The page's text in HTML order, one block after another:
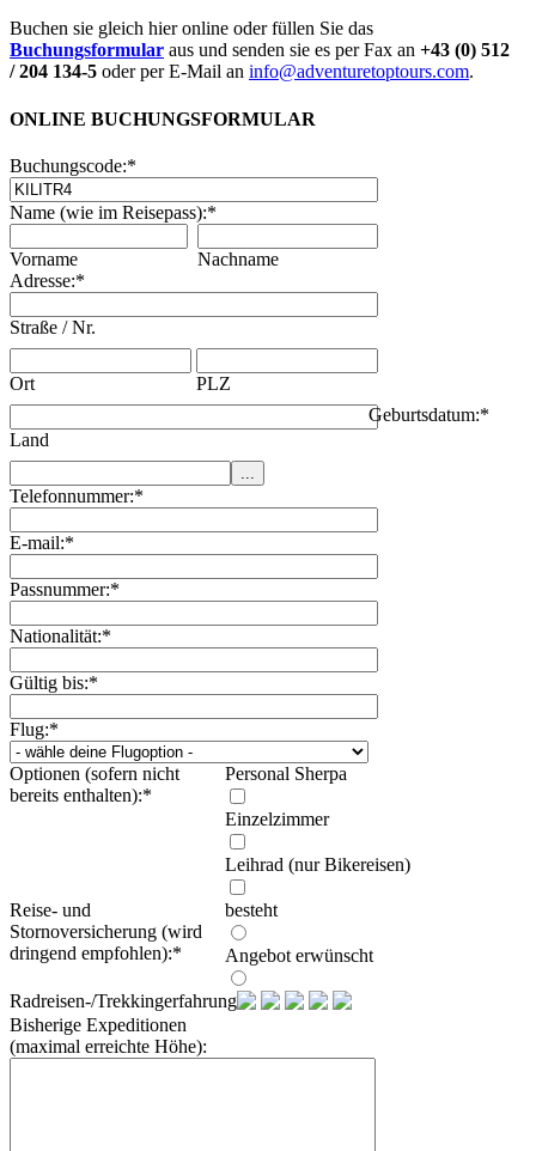
Buchen sie gleich hier online oder füllen Sie das
Buchungsformular aus und senden sie es per Fax an +43 (0) 512
/ 204 134-5 oder per E-Mail an info@adventuretoptours.com.
ONLINE BUCHUNGSFORMULAR
Buchungscode:*
Name (wie im Reisepass):*
Vorname
Nachname
Adresse:*
Straße / Nr.
Ort PLZ
Land
Geburtsdatum:*
Telefonnummer:*
E-mail:*
Passnummer:*
Nationalität:*
Gültig bis:*
Flug:*
Optionen (sofern nicht
bereits enthalten):*
Personal Sherpa
Einzelzimmer
Leihrad (nur Bikereisen)
Reise- und
Stornoversicherung (wird
dringend empfohlen):*
besteht
Angebot erwünscht
Radreisen-/Trekkingerfahrung:
Bisherige Expeditionen
(maximal erreichte Höhe):